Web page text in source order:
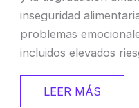
inseguridad
problemas
incluidos elevados
LEER MÁS